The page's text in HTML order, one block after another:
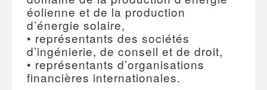
éolienne et de la production
d’énergie solaire,
• représentants des sociétés
d’ingénierie, de conseil et de droit,
• représentants d’organisations
financières internationales.